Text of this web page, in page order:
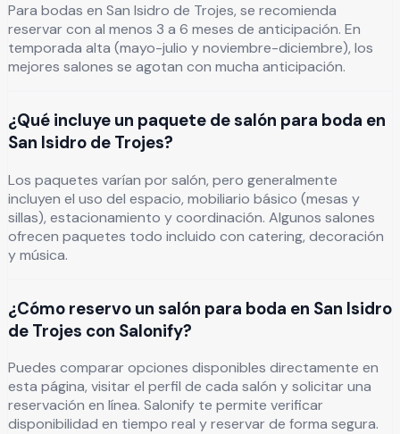
Para bodas en San Isidro de Trojes, se recomienda
reservar con al menos 3 a 6 meses de anticipación. En
temporada alta (mayo-julio y noviembre-diciembre), los
mejores salones se agotan con mucha anticipación.
¿Qué incluye un paquete de salón para boda en
San Isidro de Trojes?
Los paquetes varían por salón, pero generalmente
incluyen el uso del espacio, mobiliario básico (mesas y
sillas), estacionamiento y coordinación. Algunos salones
ofrecen paquetes todo incluido con catering, decoración
y música.
¿Cómo reservo un salón para boda en San Isidro
de Trojes con Salonify?
Puedes comparar opciones disponibles directamente en
esta página, visitar el perfil de cada salón y solicitar una
reservación en línea. Salonify te permite verificar
disponibilidad en tiempo real y reservar de forma segura.